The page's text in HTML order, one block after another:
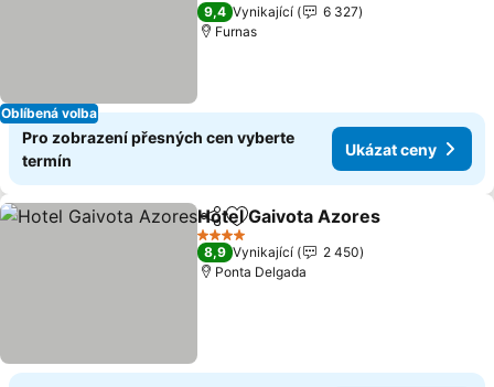
Oblíbená volba
9,4 Vynikající
6 327
Furnas
Pro zobrazení přesných cen vyberte
termín
Ukázat ceny
SdíletPřidat na seznam oblíbených
Hotel Gaivota Azores
4 Počet hvězdiček
8,9 Vynikající
2 450
Ponta Delgada